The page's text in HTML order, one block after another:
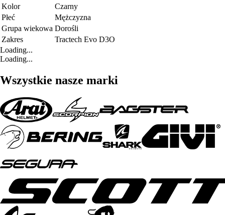
Kolor
Czarny
Płeć
Mężczyzna
Grupa wiekowa Dorośli
Zakres
Tractech Evo D3O
Loading...
Loading...
Wszystkie nasze marki